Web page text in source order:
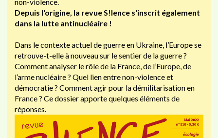
Depuis l'origine, la revue S!lence s'inscrit également
dans la lutte antinucléaire !
Dans le contexte actuel de guerre en Ukraine, l’Europe se
retrouve-t-elle à nouveau sur le sentier de la guerre ?
Comment analyser le rôle de la France, de l’Europe, de
l’arme nucléaire ? Quel lien entre non-violence et
démocratie ? Comment agir pour la démilitarisation en
France ? Ce dossier apporte quelques éléments de
réponses.